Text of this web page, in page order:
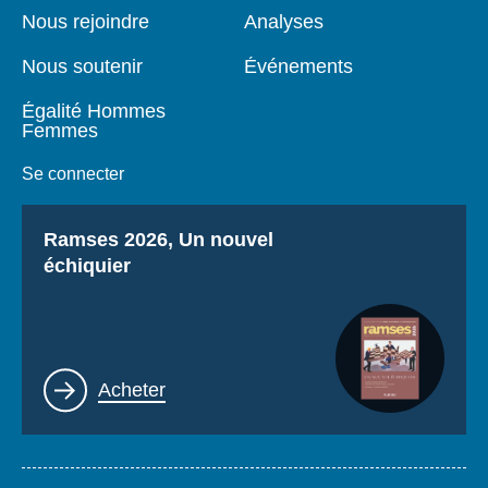
Nous rejoindre
Nous soutenir
Égalité Hommes
Femmes
Se connecter
Analyses
Événements
Titre
Ramses 2026, Un nouvel
échiquier
Lien
Acheter